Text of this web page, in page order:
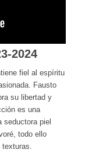
2024
fiel al espíritu
Fausto
su libertad y
es una
seductora piel
todo ello
texturas.